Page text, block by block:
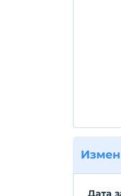
Дата